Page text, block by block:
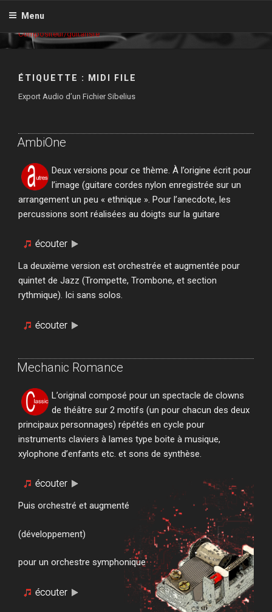
contenu
principal
GILLES GRIGNON
Compositeur/guitariste
Menu
ÉTIQUETTE : MIDI FILE
Export Audio d’un Fichier Sibelius
AmbiOne
Deux versions pour ce thème. À l’origine écrit pour
l’image (guitare cordes nylon enregistrée sur un
arrangement un peu « ethnique ». Pour l’anecdote, les
percussions sont réalisées au doigts sur la guitare
La deuxième version est orchestrée et augmentée pour
quintet de Jazz (Trompette, Trombone, et section
rythmique). Ici sans solos.
Mechanic Romance
L’original composé pour un spectacle de clowns
de théâtre sur 2 motifs (un pour chacun des deux
principaux personnages) répétés en cycle pour
instruments claviers à lames type boite à musique,
xylophone d’enfants etc. et sons de synthèse.
Puis orchestré et augmenté
(développement)
pour un orchestre symphonique